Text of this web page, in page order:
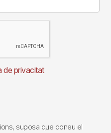
de privacitat
suposa que doneu el